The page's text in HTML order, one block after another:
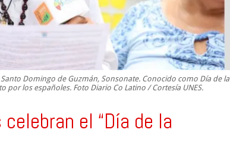
Domingo de Guzmán, Sonsonate. Conocido como Día de la
por los españoles. Foto Diario Co Latino / Cortesía UNES.
el “Día de la